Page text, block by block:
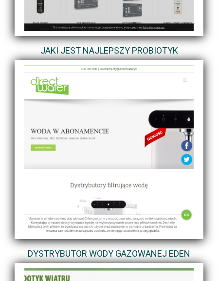
JAKI JEST NAJLEPSZY PROBIOTYK
DYSTRYBUTOR WODY GAZOWANEJ EDEN